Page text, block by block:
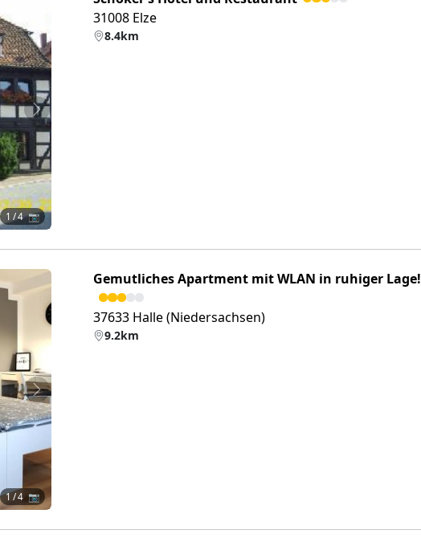
Weiter
1 / 4 📷
31008 Elze
8.4km
Weiter
1 / 4 📷
Gemutliches Apartment mit WLAN in ruhiger Lage!
37633 Halle (Niedersachsen)
9.2km